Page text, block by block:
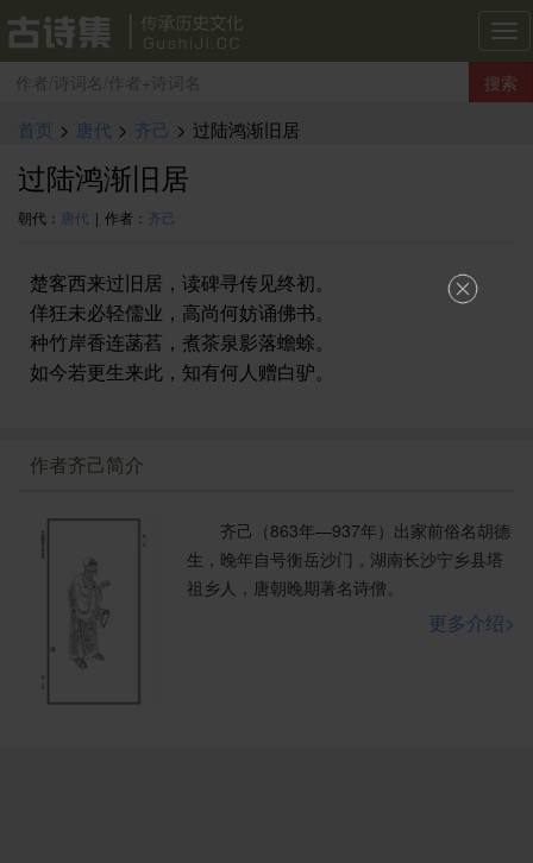
古
诗
集
搜索
首页 > 唐代 > 齐己 > 过陆鸿渐旧居
过陆鸿渐旧居
朝代： 唐代 | 作者： 齐己
楚客西来过旧居，读碑寻传见终初。
佯狂未必轻儒业，高尚何妨诵佛书。
种竹岸香连菡萏，煮茶泉影落蟾蜍。
如今若更生来此，知有何人赠白驴。
作者齐己简介
齐己（863年—937年）出家前俗名胡德
生，晚年自号衡岳沙门，湖南长沙宁乡县塔
祖乡人，唐朝晚期著名诗僧。
更多介绍>